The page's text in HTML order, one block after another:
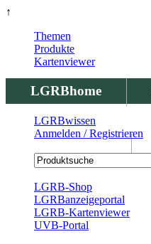
↑
LGRBhome
LGRBbohrungen
Themen
Produkte
Kartenviewer
LGRBwissen
Anmelden / Registrieren
LGRB-Shop
LGRBanzeigeportal
LGRB-Kartenviewer
UVB-Portal